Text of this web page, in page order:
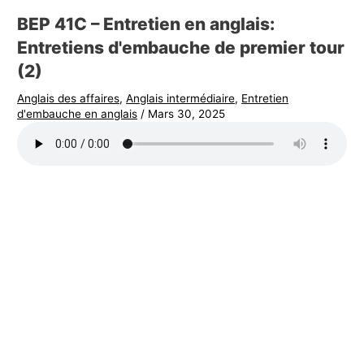
BEP 41C – Entretien en anglais:
Entretiens d'embauche de premier tour
(2)
Anglais des affaires,Anglais intermédiaire, Entretien
d'embauche en anglais / Mars 30, 2025
i
s
d
e
s